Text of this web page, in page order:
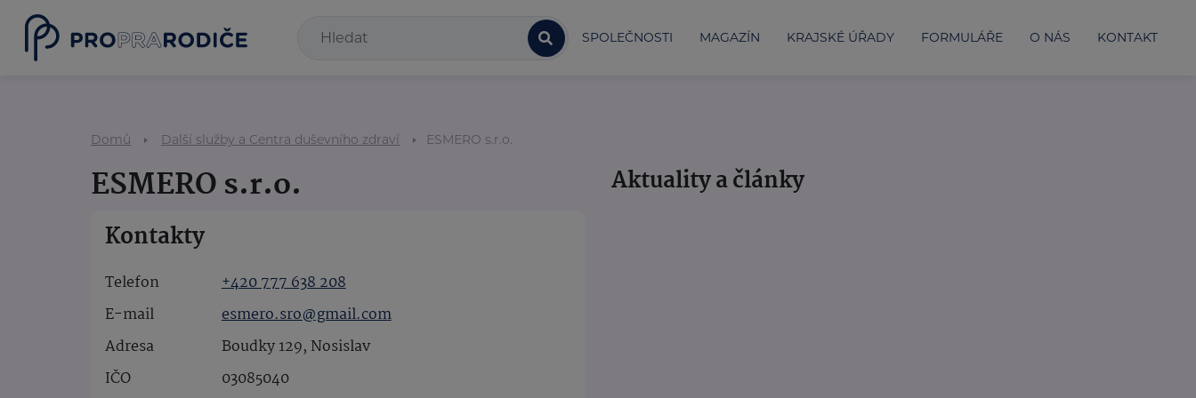
SPOLEČNOSTI MAGAZÍN KRAJSKÉ ÚŘADY FORMULÁŘE O NÁS KONTAKT
Domů Další služby a Centra duševního zdraví ESMERO s.r.o.
ESMERO s.r.o.
Kontakty
Telefon
+420 777 638 208
E-mail
esmero.sro@gmail.com
Adresa
Boudky 129, Nosislav
IČO
03085040
Aktuality a články